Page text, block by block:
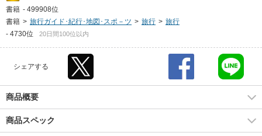
書籍 - 499908位
書籍 > 旅行ガイド･紀行･地図･スポ－ツ > 旅行 > 旅行
- 4730位 20日間100位以内
シェアする
商品概要
商品スペック